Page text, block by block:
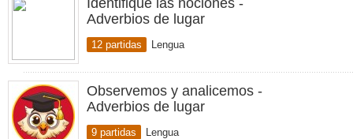
Identifique las nociones -
Adverbios de lugar
12 partidas Lengua
Observemos y analicemos -
Adverbios de lugar
9 partidas Lengua